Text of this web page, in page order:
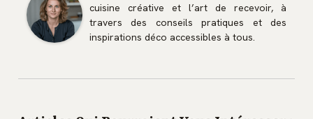
cuisine créative et l’art de recevoir, à
travers des conseils pratiques et des
inspirations déco accessibles à tous.